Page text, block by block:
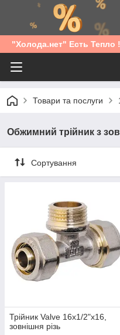
"Холода.нет" Есть
Товари та послуги
Обжимний трійник з
Сортування
Трійник Valve 16х1/2"х16,
зовнішня різь